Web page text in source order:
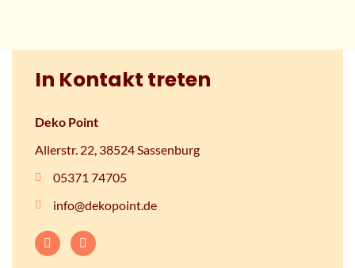
In Kontakt treten
Deko Point
Allerstr. 22, 38524 Sassenburg
05371 74705
info@dekopoint.de